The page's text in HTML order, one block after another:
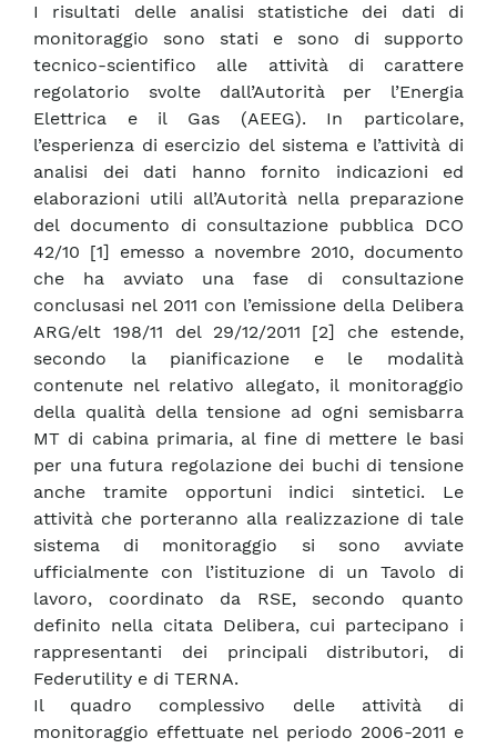
I risultati delle analisi statistiche dei dati di
monitoraggio sono stati e sono di supporto
tecnico-scientifico alle attività di carattere
regolatorio svolte dall’Autorità per l’Energia
Elettrica e il Gas (AEEG). In particolare,
l’esperienza di esercizio del sistema e l’attività di
analisi dei dati hanno fornito indicazioni ed
elaborazioni utili all’Autorità nella preparazione
del documento di consultazione pubblica DCO
42/10 [1] emesso a novembre 2010, documento
che ha avviato una fase di consultazione
conclusasi nel 2011 con l’emissione della Delibera
ARG/elt 198/11 del 29/12/2011 [2] che estende,
secondo la pianificazione e le modalità
contenute nel relativo allegato, il monitoraggio
della qualità della tensione ad ogni semisbarra
MT di cabina primaria, al fine di mettere le basi
per una futura regolazione dei buchi di tensione
anche tramite opportuni indici sintetici. Le
attività che porteranno alla realizzazione di tale
sistema di monitoraggio si sono avviate
ufficialmente con l’istituzione di un Tavolo di
lavoro, coordinato da RSE, secondo quanto
definito nella citata Delibera, cui partecipano i
rappresentanti dei principali distributori, di
Federutility e di TERNA.
Il quadro complessivo delle attività di
monitoraggio effettuate nel periodo 2006-2011 e